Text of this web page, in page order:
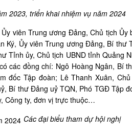
2023, triển khai nhiệm vụ năm 2024
viên Trung ương Đảng, Chủ tịch Ủy
Ký, Ủy viên Trung ương Đảng, Bí thư
Tỉnh ủy, Chủ tịch UBND tỉnh Quảng
các đồng chí: Ngô Hoàng Ngân, Bí
đốc Tập đoàn; Lê Thanh Xuân,
Bí thư Đảng uỷ TQN, Phó TGĐ Tập
Công ty, đơn vị trực thuộc…
Các đại biểu tham dự hội nghị